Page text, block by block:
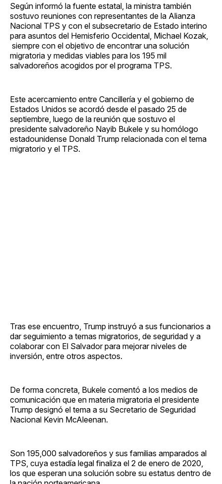
Según informó la fuente estatal, la ministra también
sostuvo reuniones con representantes de la Alianza
Nacional TPS y con el subsecretario de Estado interino
para asuntos del Hemisferio Occidental, Michael Kozak,
siempre con el objetivo de encontrar una solución
migratoria y medidas viables para los 195 mil
salvadoreños acogidos por el programa TPS.
Este acercamiento entre Cancillería y el gobierno de
Estados Unidos se acordó desde el pasado 25 de
septiembre, luego de la reunión que sostuvo el
presidente salvadoreño Nayib Bukele y su homólogo
estadounidense Donald Trump relacionada con el tema
migratorio y el TPS.
Tras ese encuentro, Trump instruyó a sus funcionarios a
dar seguimiento a temas migratorios, de seguridad y a
colaborar con El Salvador para mejorar niveles de
inversión, entre otros aspectos.
De forma concreta, Bukele comentó a los medios de
comunicación que en materia migratoria el presidente
Trump designó el tema a su Secretario de Seguridad
Nacional Kevin McAleenan.
Son 195,000 salvadoreños y sus familias amparados al
TPS, cuya estadía legal finaliza el 2 de enero de 2020,
los que esperan una solución sobre su estatus dentro de